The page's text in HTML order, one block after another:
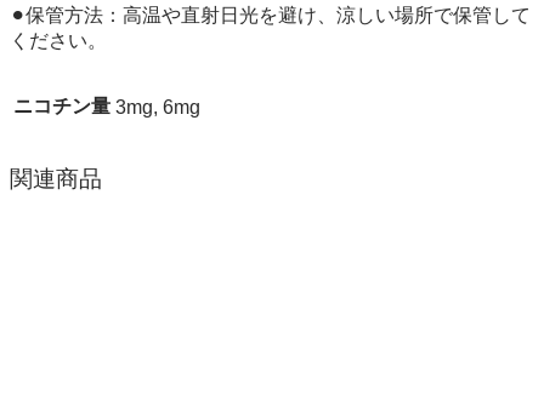
⚫︎保管方法：高温や直射日光を避け、涼しい場所で保管して
ください。
ニコチン量 3mg, 6mg
関連商品